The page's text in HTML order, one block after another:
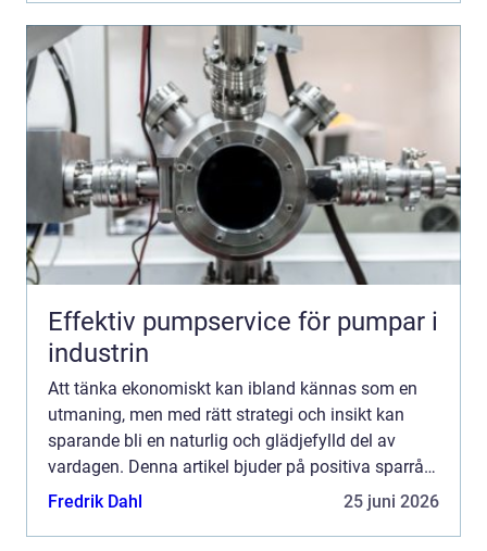
Effektiv pumpservice för pumpar i
industrin
Att tänka ekonomiskt kan ibland kännas som en
utmaning, men med rätt strategi och insikt kan
sparande bli en naturlig och glädjefylld del av
vardagen. Denna artikel bjuder på positiva sparråd
som är både til...
Fredrik Dahl 25 juni 2026